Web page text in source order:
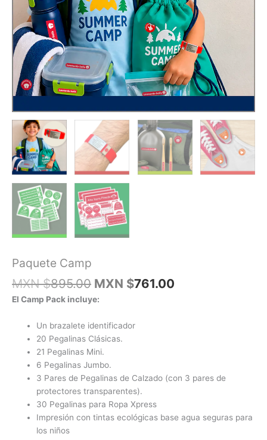
Paquete Camp
MXN $895.00 El
precio
era:
MXN
$895.00.
MXN $761.00
El Camp Pack incluye:
Un brazalete identificador
20 Pegalinas Clásicas.
21 Pegalinas Mini.
6 Pegalinas Jumbo.
3 Pares de Pegalinas de Calzado (con 3 pares de
protectores transparentes).
30 Pegalinas para Ropa Xpress
Impresión con tintas ecológicas base agua seguras para
los niños